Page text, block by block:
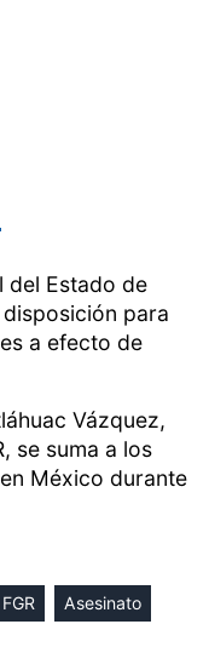
del Estado de
para
a efecto de
Vázquez,
se suma a los
México durante
FGR Asesinato